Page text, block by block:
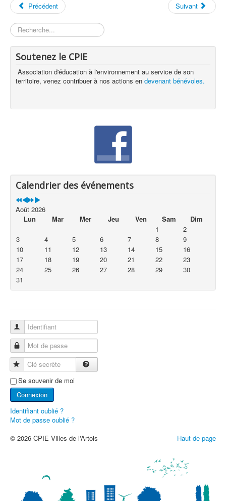
Précédent Suivant
Rechercher
Soutenez le CPIE
Association d'éducation à l'environnement au service de son
territoire, venez contribuer à nos actions en devenant bénévoles.
Calendrier des événements
Août 2026
Lun
Mar Mer Jeu Ven Sam
Dim
1
2
3
4 5 6 7 8
9
10
11 12 13 14 15
16
17
18 19 20 21 22
23
24
25 26 27 28 29
30
31
Identifiant
Mot de passe
Clé secrète
Se souvenir de moi
Connexion
Identifiant oublié ?
Mot de passe oublié ?
Haut de page
© 2026 CPIE Villes de l'Artois